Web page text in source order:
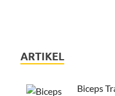
ARTIKEL
Biceps